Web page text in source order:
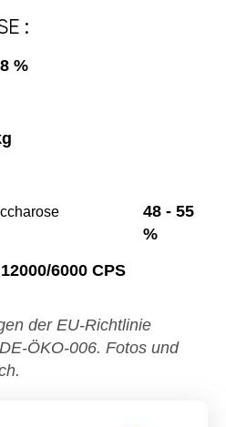
:
%
48 - 55
%
12000/6000 CPS
der EU-Richtlinie
ÖKO-006. Fotos und